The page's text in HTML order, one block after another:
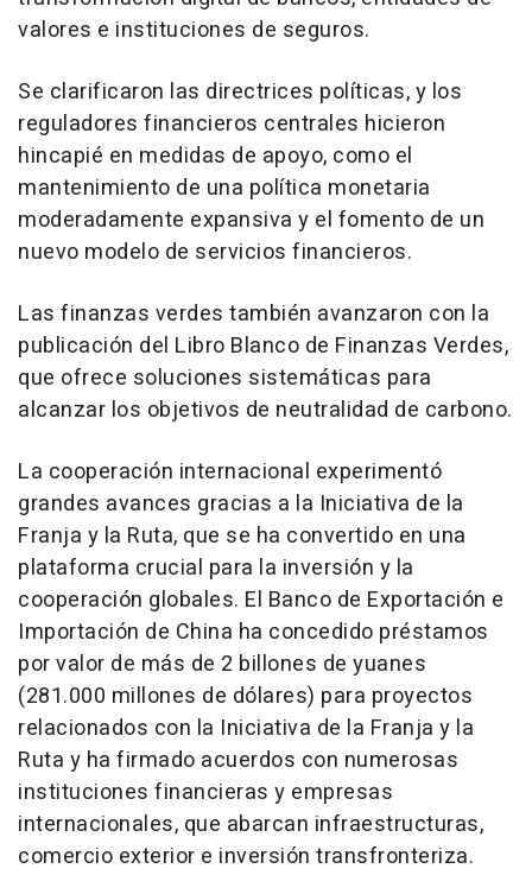
valores e instituciones de seguros.
Se clarificaron las directrices políticas, y los
reguladores financieros centrales hicieron
hincapié en medidas de apoyo, como el
mantenimiento de una política monetaria
moderadamente expansiva y el fomento de un
nuevo modelo de servicios financieros.
Las finanzas verdes también avanzaron con la
publicación del Libro Blanco de Finanzas Verdes,
que ofrece soluciones sistemáticas para
alcanzar los objetivos de neutralidad de carbono.
La cooperación internacional experimentó
grandes avances gracias a la Iniciativa de la
Franja y la Ruta, que se ha convertido en una
plataforma crucial para la inversión y la
cooperación globales. El Banco de Exportación e
Importación de China ha concedido préstamos
por valor de más de 2 billones de yuanes
(281.000 millones de dólares) para proyectos
relacionados con la Iniciativa de la Franja y la
Ruta y ha firmado acuerdos con numerosas
instituciones financieras y empresas
internacionales, que abarcan infraestructuras,
comercio exterior e inversión transfronteriza.